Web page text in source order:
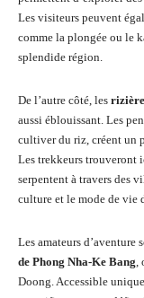
Les visiteurs peuvent
comme la plongée ou le
splendide région.
De l’autre côté, les
aussi éblouissant. Les
cultiver du riz, créent un
Les trekkeurs trouveront
serpentent à travers des
culture et le mode de vie
Les amateurs
de Phong Nha-Ke Bang,
Doong. Accessible